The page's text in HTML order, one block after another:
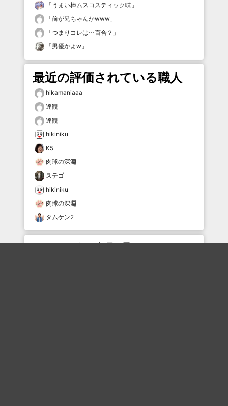
「 うまい棒ムスコスティック味 」
「前が兄ちゃんかwww 」
「つまりコレは⋯百合？ 」
「男優かよw 」
最近の評価されている職人
hikamaniaaa
達観
達観
hikiniku
K5
肉球の深淵
ステゴ
hikiniku
肉球の深淵
タムケン2
おすすめのボケを毎日お届け